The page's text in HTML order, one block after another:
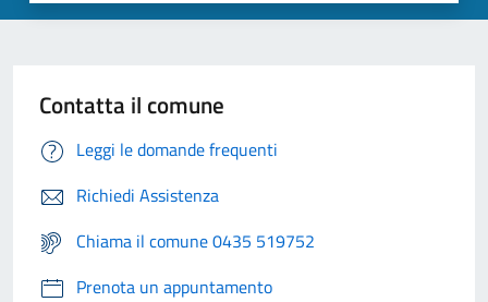
Contatta il comune
Leggi le domande frequenti
Richiedi Assistenza
Chiama il comune 0435 519752
Prenota un appuntamento